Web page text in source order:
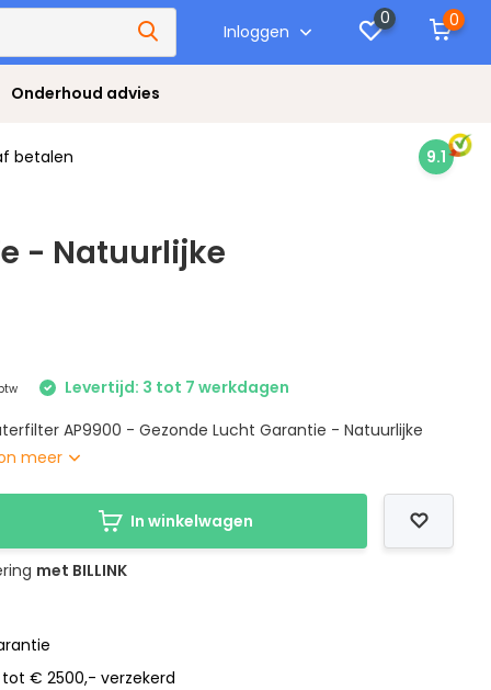
Inloggen
0 0
Onderhoud advies
betalen 9.1
- Natuurlijke
Levertijd: 3 tot 7 werkdagen
AP9900 - Gezonde Lucht Garantie - Natuurlijke
meer
In winkelwagen
met BILLINK
€ 2500,- verzekerd